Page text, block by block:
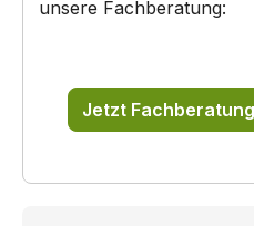
unsere Fachberatung:
Jetzt